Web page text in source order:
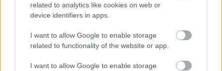
related to analytics like cookies on web or
device identifiers in apps.
I want to allow Google to enable storage
related to functionality of the website or app.
I want to allow Google to enable storage
Jön még kép!